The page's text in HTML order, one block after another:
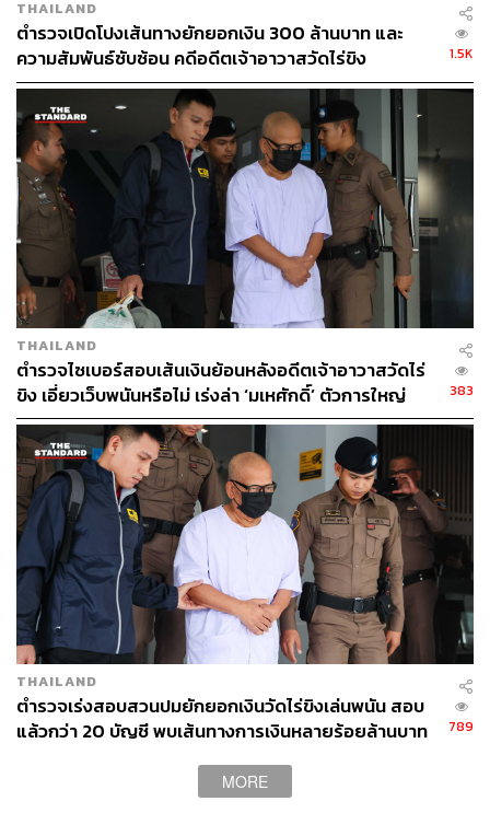
THAILAND
ตำรวจเปิดโปงเส้นทางยักยอกเงิน 300 ล้านบาท และ
ความสัมพันธ์ซับซ้อน คดีอดีตเจ้าอาวาสวัดไร่ขิง
1.5K
THAILAND
ตำรวจไซเบอร์สอบเส้นเงินย้อนหลังอดีตเจ้าอาวาสวัดไร่
ขิง เอี่ยวเว็บพนันหรือไม่ เร่งล่า ‘มเหศักดิ์’ ตัวการใหญ่
เครือข่ายพนัน คาดหนีออกนอกประเทศแล้ว
383
THAILAND
ตำรวจเร่งสอบสวนปมยักยอกเงินวัดไร่ขิงเล่นพนัน สอบ
แล้วกว่า 20 บัญชี พบเส้นทางการเงินหลายร้อยล้านบาท
789
MORE